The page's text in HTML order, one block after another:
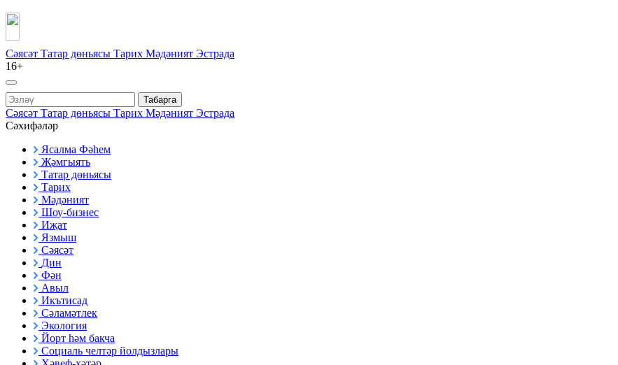
Сәясәт Татар дөньясы Тарих Мәдәният Эстрада
16+
Табарга
Сәясәт Татар дөньясы Тарих Мәдәният Эстрада
Сәхифәләр
Ясалма Фәһем
Җәмгыять
Татар дөньясы
Тарих
Мәдәният
Шоу-бизнес
Иҗат
Язмыш
Сәясәт
Дин
Фән
Авыл
Икътисад
Сәламәтлек
Экология
Йорт һәм бакча
Социаль челтәр йолдызлары